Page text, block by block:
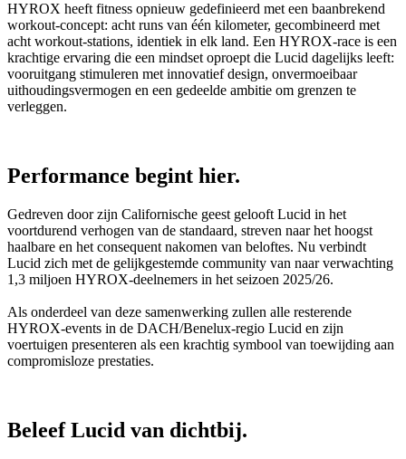
HYROX heeft fitness opnieuw gedefinieerd met een baanbrekend
workout-concept: acht runs van één kilometer, gecombineerd met
acht workout-stations, identiek in elk land. Een HYROX-race is een
krachtige ervaring die een mindset oproept die Lucid dagelijks leeft:
vooruitgang stimuleren met innovatief design, onvermoeibaar
uithoudingsvermogen en een gedeelde ambitie om grenzen te
verleggen.
Performance begint hier.
Gedreven door zijn Californische geest gelooft Lucid in het
voortdurend verhogen van de standaard, streven naar het hoogst
haalbare en het consequent nakomen van beloftes. Nu verbindt
Lucid zich met de gelijkgestemde community van naar verwachting
1,3 miljoen HYROX-deelnemers in het seizoen 2025/26.
Als onderdeel van deze samenwerking zullen alle resterende
HYROX-events in de DACH/Benelux-regio Lucid en zijn
voertuigen presenteren als een krachtig symbool van toewijding aan
compromisloze prestaties.
Beleef Lucid van dichtbij.